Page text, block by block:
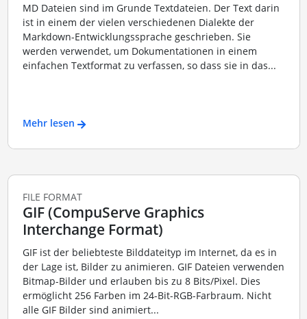
MD Dateien sind im Grunde Textdateien. Der Text darin
ist in einem der vielen verschiedenen Dialekte der
Markdown-Entwicklungssprache geschrieben. Sie
werden verwendet, um Dokumentationen in einem
einfachen Textformat zu verfassen, so dass sie in das...
Mehr lesen
FILE FORMAT
GIF (CompuServe Graphics
Interchange Format)
GIF ist der beliebteste Bilddateityp im Internet, da es in
der Lage ist, Bilder zu animieren. GIF Dateien verwenden
Bitmap-Bilder und erlauben bis zu 8 Bits/Pixel. Dies
ermöglicht 256 Farben im 24-Bit-RGB-Farbraum. Nicht
alle GIF Bilder sind animiert...